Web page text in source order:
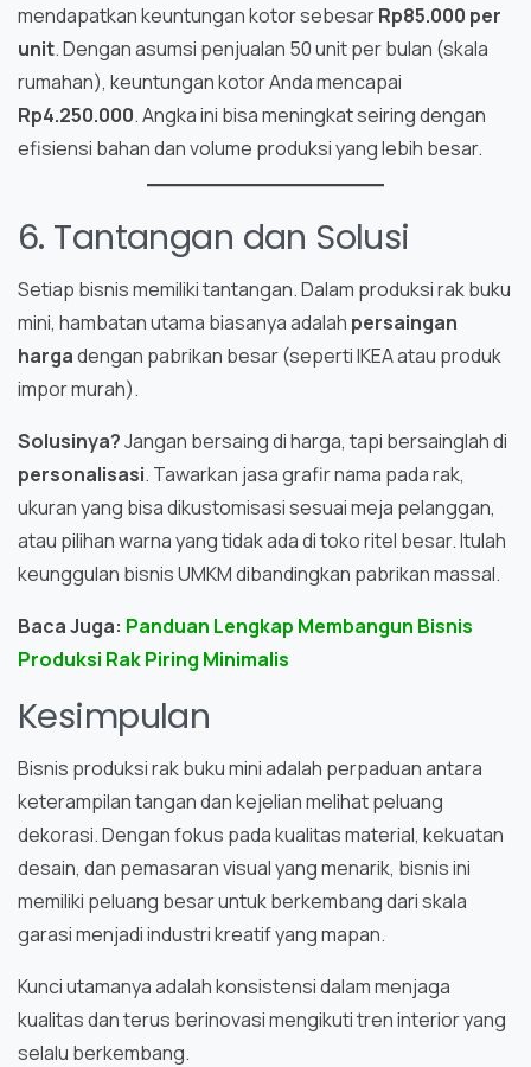
mendapatkan keuntungan kotor sebesarRp85.000 per
unit. Dengan asumsi penjualan 50 unit per bulan (skala
rumahan), keuntungan kotor Anda mencapai
Rp4.250.000. Angka ini bisa meningkat seiring dengan
efisiensi bahan dan volume produksi yang lebih besar.
6. Tantangan dan Solusi
Setiap bisnis memiliki tantangan. Dalam produksi rak buku
mini, hambatan utama biasanya adalah persaingan
hargadengan pabrikan besar (seperti IKEA atau produk
impor murah).
Solusinya?Jangan bersaing di harga, tapi bersainglah di
personalisasi. Tawarkan jasa grafir nama pada rak,
ukuran yang bisa dikustomisasi sesuai meja pelanggan,
atau pilihan warna yang tidak ada di toko ritel besar. Itulah
keunggulan bisnis UMKM dibandingkan pabrikan massal.
Baca Juga: Panduan Lengkap Membangun Bisnis
Produksi Rak Piring Minimalis
Kesimpulan
Bisnis produksi rak buku mini adalah perpaduan antara
keterampilan tangan dan kejelian melihat peluang
dekorasi. Dengan fokus pada kualitas material, kekuatan
desain, dan pemasaran visual yang menarik, bisnis ini
memiliki peluang besar untuk berkembang dari skala
garasi menjadi industri kreatif yang mapan.
Kunci utamanya adalah konsistensi dalam menjaga
kualitas dan terus berinovasi mengikuti tren interior yang
selalu berkembang.